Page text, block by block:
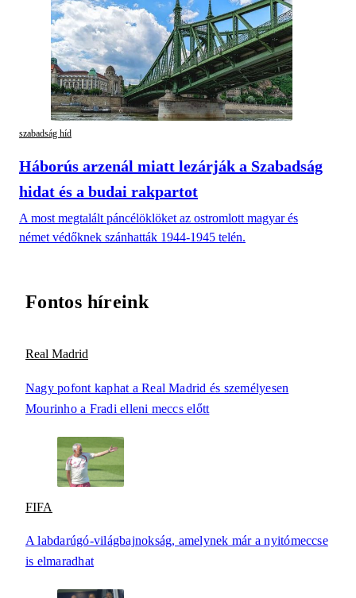
szabadság híd
Háborús arzenál miatt lezárják a Szabadság
hidat és a budai rakpartot
A most megtalált páncélöklöket az ostromlott magyar és
német védőknek szánhatták 1944-1945 telén.
Fontos híreink
Real Madrid
Nagy pofont kaphat a Real Madrid és személyesen
Mourinho a Fradi elleni meccs előtt
FIFA
A labdarúgó-világbajnokság, amelynek már a nyitómeccse
is elmaradhat